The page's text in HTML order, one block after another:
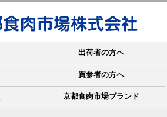
出荷者の方へ
買参者の方へ
京都食肉市場ブランド